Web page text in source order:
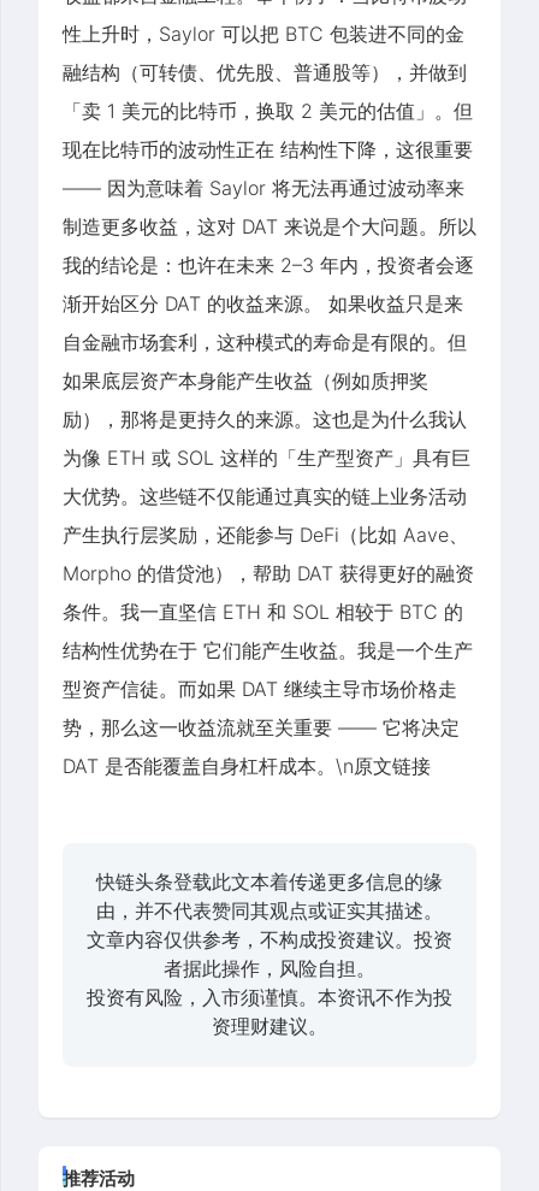
性上升时，Saylor 可以把 BTC 包装进不同的金
融结构（可转债、优先股、普通股等），并做到
「卖 1 美元的比特币，换取 2 美元的估值」。但
现在比特币的波动性正在 结构性下降，这很重要
—— 因为意味着 Saylor 将无法再通过波动率来
制造更多收益，这对 DAT 来说是个大问题。所以
我的结论是：也许在未来 2–3 年内，投资者会逐
渐开始区分 DAT 的收益来源。 如果收益只是来
自金融市场套利，这种模式的寿命是有限的。但
如果底层资产本身能产生收益（例如质押奖
励），那将是更持久的来源。这也是为什么我认
为像 ETH 或 SOL 这样的「生产型资产」具有巨
大优势。这些链不仅能通过真实的链上业务活动
产生执行层奖励，还能参与 DeFi（比如 Aave、
Morpho 的借贷池），帮助 DAT 获得更好的融资
条件。我一直坚信 ETH 和 SOL 相较于 BTC 的
结构性优势在于 它们能产生收益。我是一个生产
型资产信徒。而如果 DAT 继续主导市场价格走
势，那么这一收益流就至关重要 —— 它将决定
DAT 是否能覆盖自身杠杆成本。\n原文链接
快链头条登载此文本着传递更多信息的缘
由，并不代表赞同其观点或证实其描述。
文章内容仅供参考，不构成投资建议。投资
者据此操作，风险自担。
投资有风险，入市须谨慎。本资讯不作为投
资理财建议。
推荐活动